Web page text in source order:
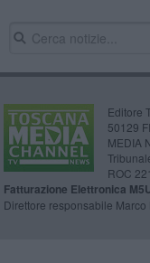
Editore
50129
MEDIA
ROC
Fatturazione Elettronica
Direttore responsabile Marco